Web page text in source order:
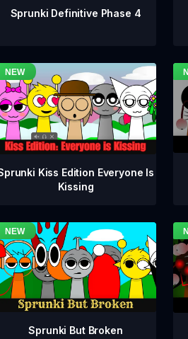
Sprunki Definitive Phase 4
Kiss Edition Everyone Is
Kissing
Sprunki But Broken